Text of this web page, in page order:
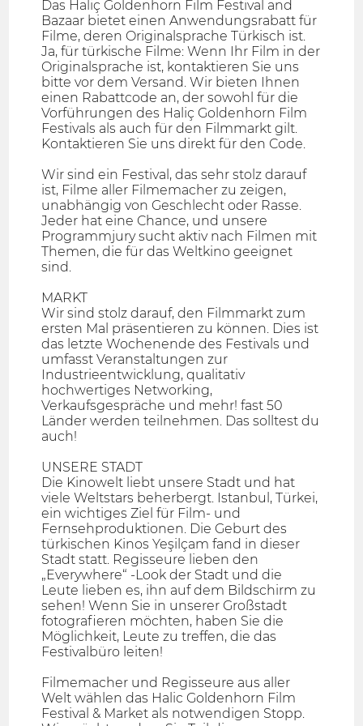
Das Haliç Goldenhorn Film Festival and
Bazaar bietet einen Anwendungsrabatt für
Filme, deren Originalsprache Türkisch ist.
Ja, für türkische Filme: Wenn Ihr Film in der
Originalsprache ist, kontaktieren Sie uns
bitte vor dem Versand. Wir bieten Ihnen
einen Rabattcode an, der sowohl für die
Vorführungen des Haliç Goldenhorn Film
Festivals als auch für den Filmmarkt gilt.
Kontaktieren Sie uns direkt für den Code.
Wir sind ein Festival, das sehr stolz darauf
ist, Filme aller Filmemacher zu zeigen,
unabhängig von Geschlecht oder Rasse.
Jeder hat eine Chance, und unsere
Programmjury sucht aktiv nach Filmen mit
Themen, die für das Weltkino geeignet
sind.
MARKT
Wir sind stolz darauf, den Filmmarkt zum
ersten Mal präsentieren zu können. Dies ist
das letzte Wochenende des Festivals und
umfasst Veranstaltungen zur
Industrieentwicklung, qualitativ
hochwertiges Networking,
Verkaufsgespräche und mehr! fast 50
Länder werden teilnehmen. Das solltest du
auch!
UNSERE STADT
Die Kinowelt liebt unsere Stadt und hat
viele Weltstars beherbergt. Istanbul, Türkei,
ein wichtiges Ziel für Film- und
Fernsehproduktionen. Die Geburt des
türkischen Kinos Yeşilçam fand in dieser
Stadt statt. Regisseure lieben den
„Everywhere“ -Look der Stadt und die
Leute lieben es, ihn auf dem Bildschirm zu
sehen! Wenn Sie in unserer Großstadt
fotografieren möchten, haben Sie die
Möglichkeit, Leute zu treffen, die das
Festivalbüro leiten!
Filmemacher und Regisseure aus aller
Welt wählen das Halic Goldenhorn Film
Festival & Market als notwendigen Stopp.